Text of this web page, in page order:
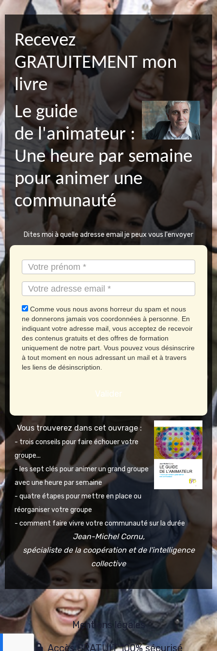
Recevez
GRATUITEMENT mon
livre
Le guide
de l'animateur :
Une heure par semaine
pour animer une
communauté
Dites moi à quelle adresse email je peux vous l'envoyer
Comme vous nous avons horreur du spam et nous
ne donnerons jamais vos coordonnées à personne. En
indiquant votre adresse mail, vous acceptez de recevoir
des contenus gratuits et des offres de formation
uniquement de notre part. Vous pouvez vous désinscrire
à tout moment en nous adressant un mail et à travers
les liens de désinscription.
Valider
Vous trouverez dans cet ouvrage :
- trois conseils pour faire échouer votre
groupe...
- les sept clés pour animer un grand groupe
avec une heure par semaine
- quatre étapes pour mettre en place ou
réorganiser votre groupe
- comment faire vivre votre communauté sur la durée
Jean-Michel Cornu,
spécialiste de la coopération et de l'intelligence
collective
Mentions légales
Accès GRATUIT 100% sécurisé